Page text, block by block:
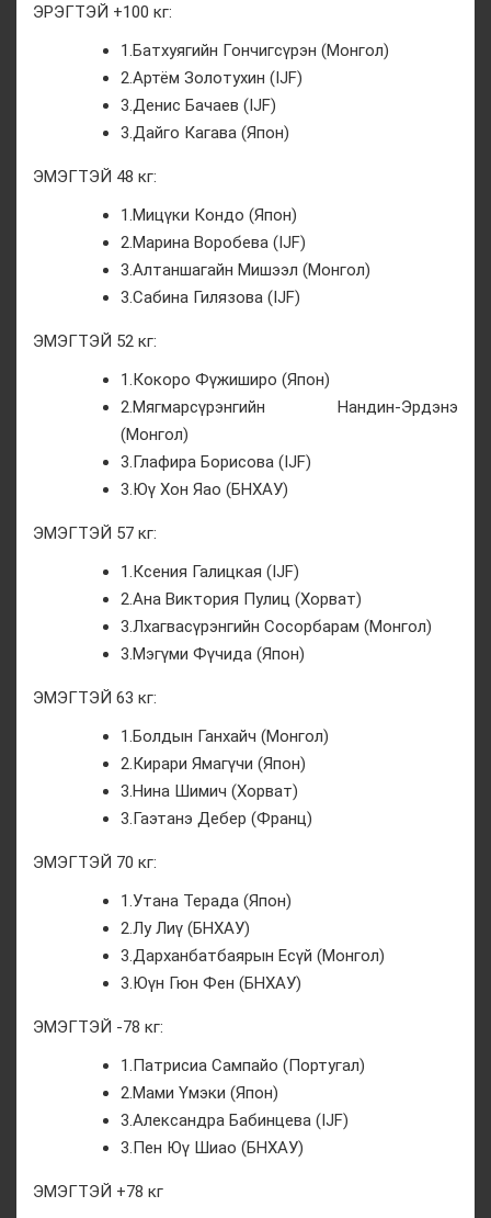
ЭРЭГТЭЙ +100 кг:
1.Батхуягийн Гончигсүрэн (Монгол)
2.Артём Золотухин (IJF)
3.Денис Бачаев (IJF)
3.Дайго Кагава (Япон)
ЭМЭГТЭЙ 48 кг:
1.Мицүки Кондо (Япон)
2.Марина Воробева (IJF)
3.Алтаншагайн Мишээл (Монгол)
3.Сабина Гилязова (IJF)
ЭМЭГТЭЙ 52 кг:
1.Кокоро Фүжиширо (Япон)
2.Мягмарсүрэнгийн Нандин-Эрдэнэ
(Монгол)
3.Глафира Борисова (IJF)
3.Юү Хон Яао (БНХАУ)
ЭМЭГТЭЙ 57 кг:
1.Ксения Галицкая (IJF)
2.Ана Виктория Пулиц (Хорват)
3.Лхагвасүрэнгийн Сосорбарам (Монгол)
3.Мэгүми Фүчида (Япон)
ЭМЭГТЭЙ 63 кг:
1.Болдын Ганхайч (Монгол)
2.Кирари Ямагүчи (Япон)
3.Нина Шимич (Хорват)
3.Гаэтанэ Дебер (Франц)
ЭМЭГТЭЙ 70 кг:
1.Утана Терада (Япон)
2.Лу Лиү (БНХАУ)
3.Дарханбатбаярын Есүй (Монгол)
3.Юүн Гюн Фен (БНХАУ)
ЭМЭГТЭЙ -78 кг:
1.Патрисиа Сампайо (Португал)
2.Мами Үмэки (Япон)
3.Александра Бабинцева (IJF)
3.Пен Юү Шиао (БНХАУ)
ЭМЭГТЭЙ +78 кг